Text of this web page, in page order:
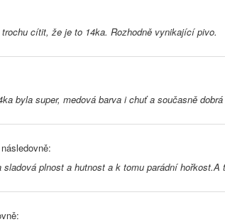
cítit, že je to 14ka. Rozhodně vynikající pivo.
byla super, medová barva i chuť a současně dobrá
plnost a hutnost a k tomu parádní hořkost.A